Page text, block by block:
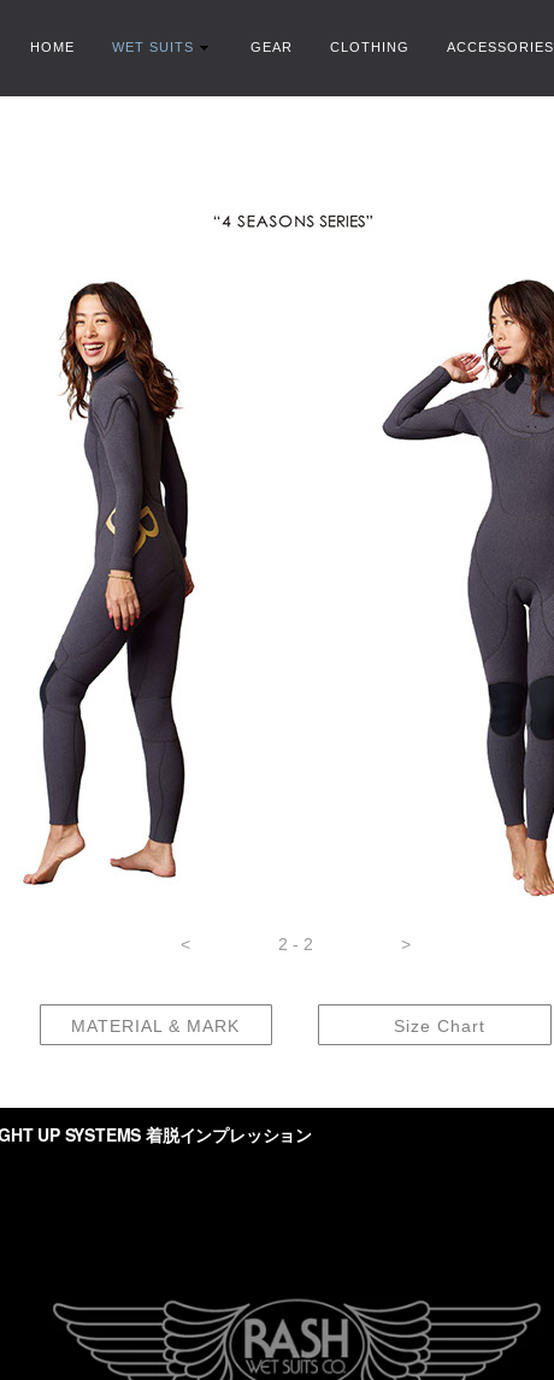
HOME WET SUITS GEAR CLOTHING ACCESSORIES
< 2 - 2 >
MATERIAL & MARK Size Chart